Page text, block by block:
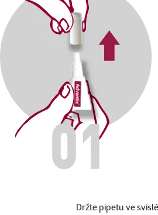
Držte pipetu ve